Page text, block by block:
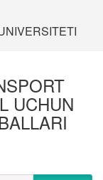
UCHUN